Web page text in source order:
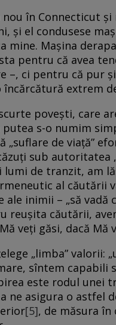
în Connecticut
și el condusese
mine. Mașina
pentru că avea
–, ci pentru că pur
extrem
povești, care
putea s-o numim
„suflare de viață”
sub autoritatea
de tranzit, am
al căutării
inimii – „să vadă
reușita căutării,
veţi găsi, dacă
„limba” valorii:
sîntem capabili
este rodul
ne asigura o astfel
[5], de măsura în